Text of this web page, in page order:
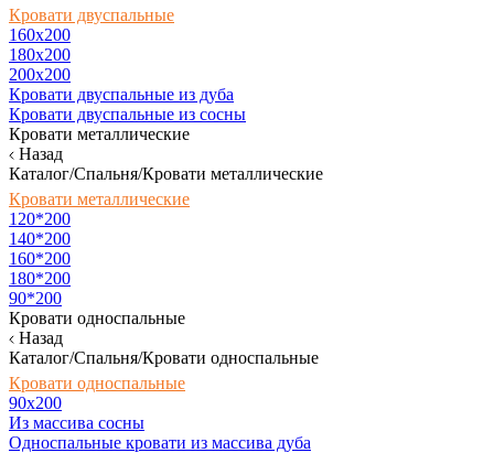
Кровати двуспальные
160х200
180x200
200x200
Кровати двуспальные из дуба
Кровати двуспальные из сосны
Кровати металлические
Назад
Каталог/Спальня/Кровати металлические
Кровати металлические
120*200
140*200
160*200
180*200
90*200
Кровати односпальные
Назад
Каталог/Спальня/Кровати односпальные
Кровати односпальные
90х200
Из массива сосны
Односпальные кровати из массива дуба